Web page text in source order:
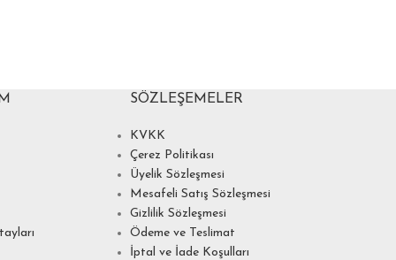
SÖZLEŞEMELER
KVKK
Çerez Politikası
Üyelik Sözleşmesi
Mesafeli Satış Sözleşmesi
Gizlilik Sözleşmesi
Ödeme ve Teslimat
İptal ve İade Koşulları